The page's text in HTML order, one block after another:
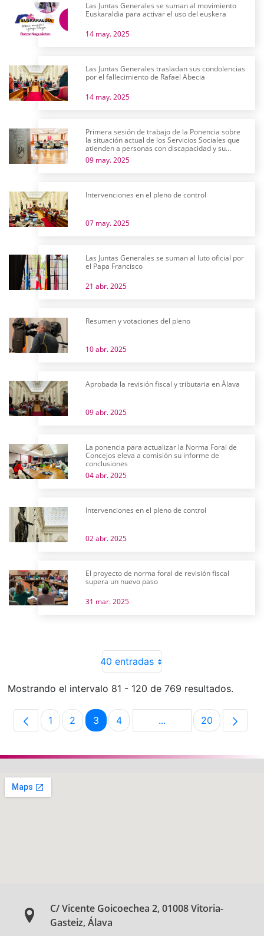
Las Juntas Generales se suman al movimiento
Euskaraldia para activar el uso del euskera
14 may. 2025
Las Juntas Generales trasladan sus condolencias
por el fallecimiento de Rafael Abecia
14 may. 2025
Primera sesión de trabajo de la Ponencia sobre
la situación actual de los Servicios Sociales que
atienden a personas con discapacidad y su
futuro
09 may. 2025
Intervenciones en el pleno de control
07 may. 2025
Las Juntas Generales se suman al luto oficial por
el Papa Francisco
21 abr. 2025
Resumen y votaciones del pleno
10 abr. 2025
Aprobada la revisión fiscal y tributaria en Álava
09 abr. 2025
La ponencia para actualizar la Norma Foral de
Concejos eleva a comisión su informe de
conclusiones
04 abr. 2025
Intervenciones en el pleno de control
02 abr. 2025
El proyecto de norma foral de revisión fiscal
supera un nuevo paso
31 mar. 2025
40 entradas
Mostrando el intervalo 81 - 120 de 769 resultados.
Página
1 Página
2 Página
3 Página
4 ...Páginas intermedias
Página
20
C/ Vicente Goicoechea 2, 01008 Vitoria-
Gasteiz, Álava